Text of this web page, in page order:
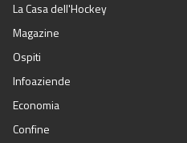
La Casa dell'Hockey
Magazine
Ospiti
Infoaziende
Economia
Confine